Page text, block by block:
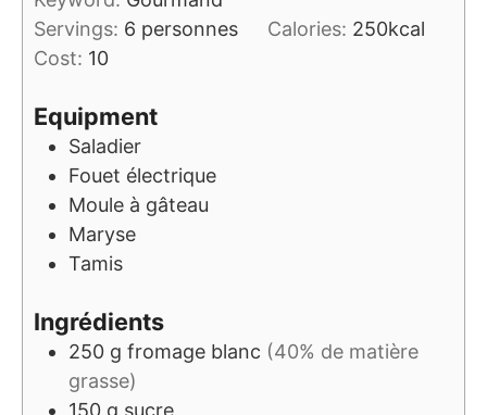
Servings: 6 personnes Calories: 250kcal
Cost: 10
Equipment
Saladier
Fouet électrique
Moule à gâteau
Maryse
Tamis
Ingrédients
250 g fromage blanc (40% de matière
grasse)
150 g sucre